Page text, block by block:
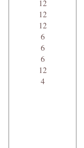
12
12
12
6
6
6
12
4